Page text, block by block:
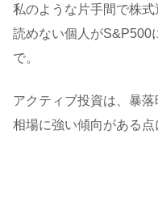
私のような片手間で株
読めない個人がS&P500
で。
アクティブ投資は、暴
相場に強い傾向がある点